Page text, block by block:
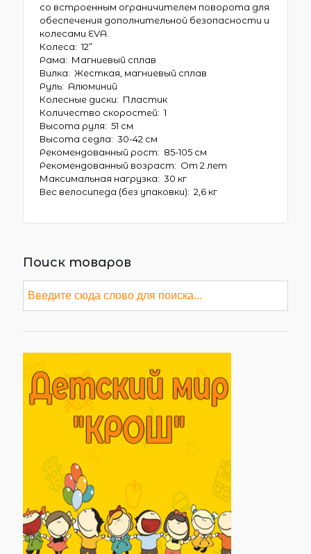
со встроенным ограничителем поворота для
обеспечения дополнительной безопасности и
колесами EVA.
Колеса: 12”
Рама: Магниевый сплав
Вилка: Жесткая, магниевый сплав
Руль: Алюминий
Колесные диски: Пластик
Количество скоростей: 1
Высота руля: 51 см
Высота седла: 30-42 см
Рекомендованный рост: 85-105 см
Рекомендованный возраст: От 2 лет
Максимальная нагрузка: 30 кг
Вес велосипеда (без упаковки): 2,6 кг
Поиск товаров